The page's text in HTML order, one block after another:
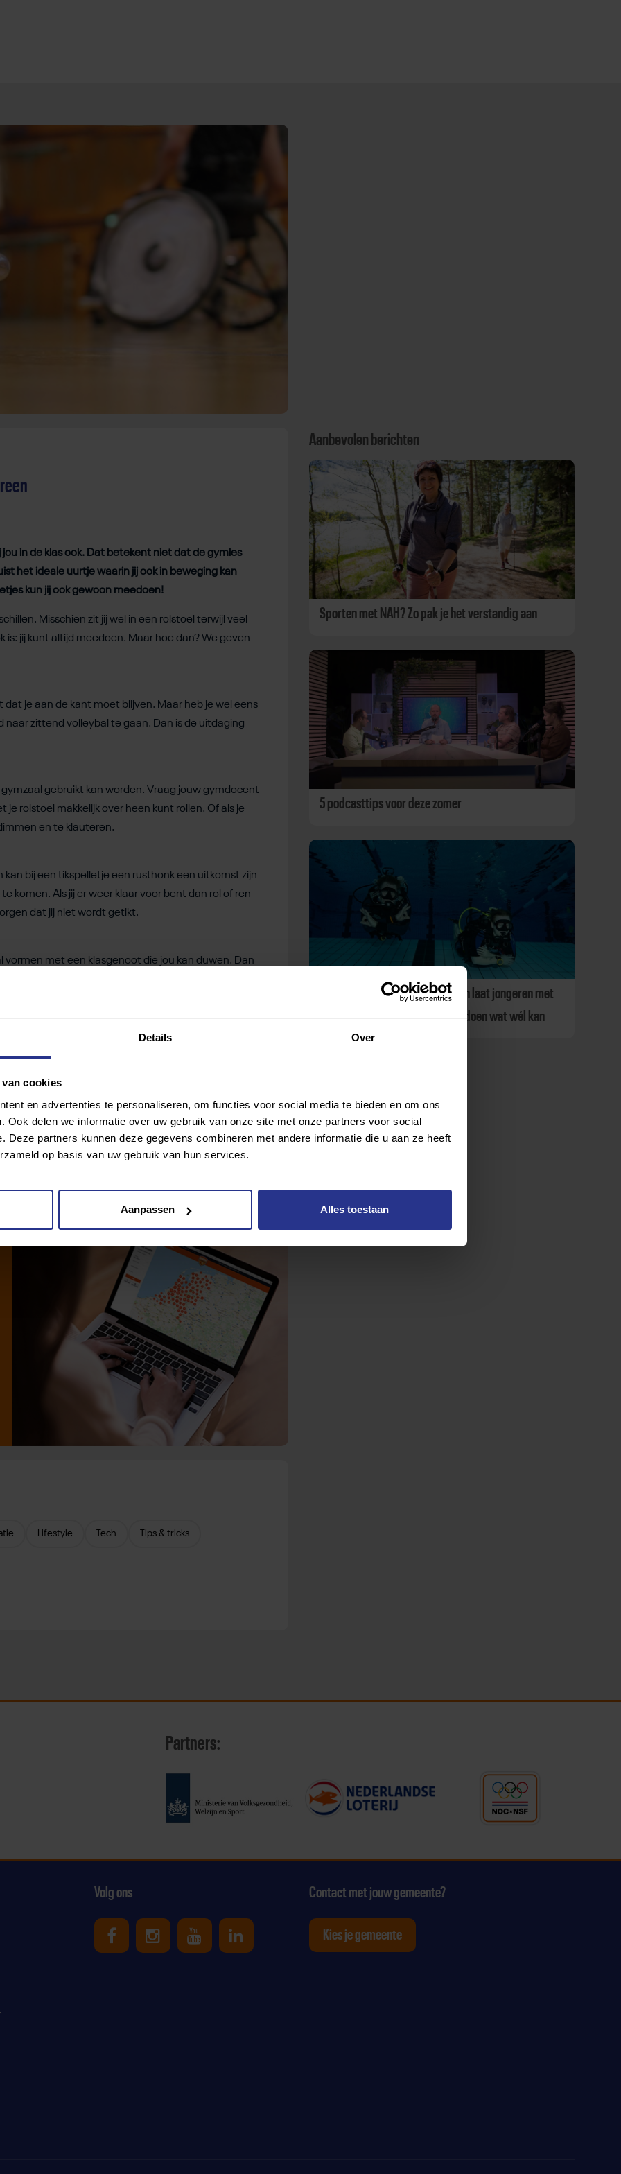
Details Over
cookies
en advertenties te personaliseren, om functies voor social media te bieden en om ons
Ook delen we informatie over uw gebruik van onze site met onze partners voor social
Deze partners kunnen deze gegevens combineren met andere informatie die u aan ze heeft
op basis van uw gebruik van hun services.
Aanpassen Alles toestaan
in de klas ook. Dat betekent niet dat de gymles
het ideale uurtje waarin jij ook in beweging kan
kun jij ook gewoon meedoen!
Misschien zit jij wel in een rolstoel terwijl veel
jij kunt altijd meedoen. Maar hoe dan? We geven
dat je aan de kant moet blijven. Maar heb je wel eens
zittend volleybal te gaan. Dan is de uitdaging
gebruikt kan worden. Vraag jouw gymdocent
rolstoel makkelijk over heen kunt rollen. Of als je
en te klauteren.
kan bij een tikspelletje een rusthonk een uitkomst zijn
komen. Als jij er weer klaar voor bent dan rol of ren
dat jij niet wordt getikt.
met een klasgenoot die jou kan duwen. Dan
samen scoren! Dan laat jij gelijk zien dat je ook
je gymdocent dingen moet uitproberen om de les
aan de kant te blijven en wordt gym voor jou ook
Lifestyle Tech Tips & tricks
Aanbevolen berichten
Sporten met NAH? Zo pak je het verstandig aan
5 podcasttips voor deze zomer
Sportclub Spotlight: Duikdingen laat jongeren met
een psychische kwetsbaarheid doen wat wél kan
Partners:
Volg ons
Uniek Sporten op Facebook
Uniek Sporten op Instagram
Uniek Sporten op Youtube
Uniek Sporten op Linkedin
Contact met jouw gemeente?
Kies je gemeente